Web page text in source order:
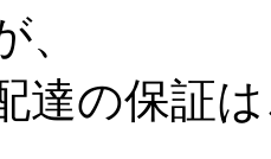
、
の保証